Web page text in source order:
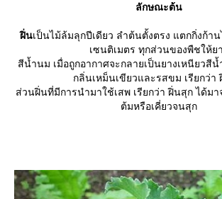
ลักษณะต้น
ฝิ่นเป็นไม้ล้มลุกปีเดียว ลำต้นตั้งตรง แตกกิ่งก้า
เซนติเมตร ทุกส่วนของพืชให้ย
สีน้ำนม เมื่อถูกอากาศจะกลายเป็นยางเหนียวสี
กลิ่นเหม็นเขียวและรสขม เรียกว่า
ส่วนฝิ่นที่มีการนำมาใช้เสพ เรียกว่า ฝิ่นสุก ได้ม
ต้มหรือเคี่ยวจนสุก